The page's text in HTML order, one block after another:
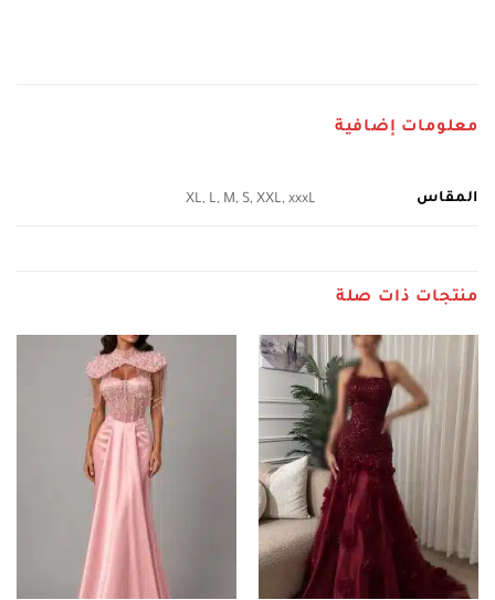
معلومات إضافية
المقاس XL, L, M, S, XXL, xxxL
منتجات ذات صلة